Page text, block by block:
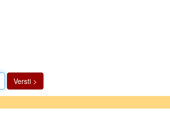
Versti >